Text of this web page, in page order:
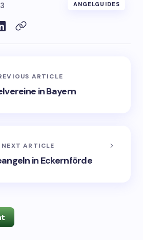
ANGELGUIDES
ARTICLE
in Bayern
NEXT ARTICLE
in Eckernförde